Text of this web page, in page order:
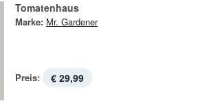
Tomatenhaus
Marke: Mr. Gardener
Preis: € 29,99